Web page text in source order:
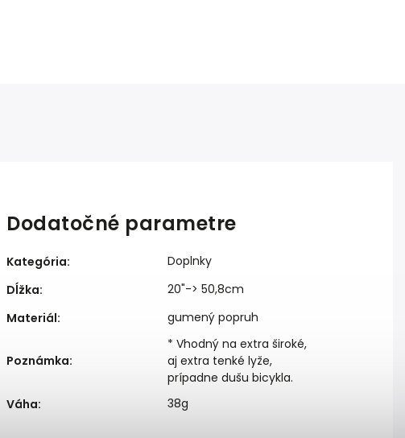
Dodatočné parametre
Kategória:
Doplnky
Dĺžka:
20"-> 50,8cm
Materiál: gumený popruh
Poznámka:
* Vhodný na extra široké,
aj extra tenké lyže,
prípadne dušu bicykla.
Váha: 38g